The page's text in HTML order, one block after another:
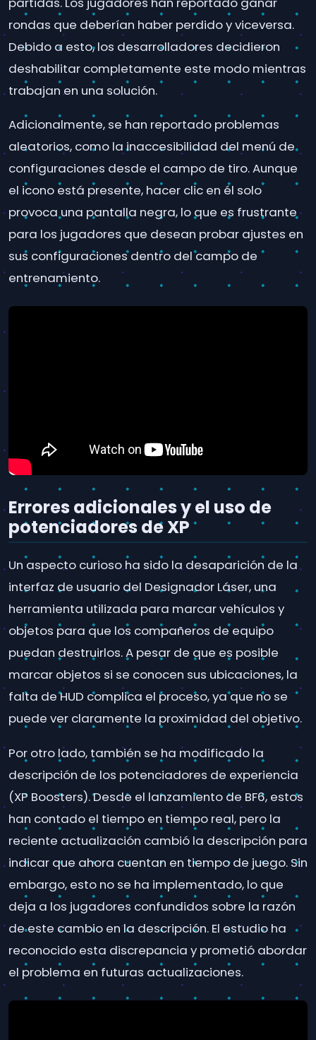
rondas que deberían haber perdido y viceversa.
Debido a esto, los desarrolladores decidieron
deshabilitar completamente este modo mientras
trabajan en una solución.
Adicionalmente, se han reportado problemas
aleatorios, como la inaccesibilidad del menú de
configuraciones desde el campo de tiro. Aunque
el icono está presente, hacer clic en él solo
provoca una pantalla negra, lo que es frustrante
para los jugadores que desean probar ajustes en
sus configuraciones dentro del campo de
entrenamiento.
Errores adicionales y el uso de
potenciadores de XP
Un aspecto curioso ha sido la desaparición de la
interfaz de usuario del Designador Láser, una
herramienta utilizada para marcar vehículos y
objetos para que los compañeros de equipo
puedan destruirlos. A pesar de que es posible
marcar objetos si se conocen sus ubicaciones, la
falta de HUD complica el proceso, ya que no se
puede ver claramente la proximidad del objetivo.
Por otro lado, también se ha modificado la
descripción de los potenciadores de experiencia
(XP Boosters). Desde el lanzamiento de BF6, estos
han contado el tiempo en tiempo real, pero la
reciente actualización cambió la descripción para
indicar que ahora cuentan en tiempo de juego. Sin
embargo, esto no se ha implementado, lo que
deja a los jugadores confundidos sobre la razón
de este cambio en la descripción. El estudio ha
reconocido esta discrepancia y prometió abordar
el problema en futuras actualizaciones.